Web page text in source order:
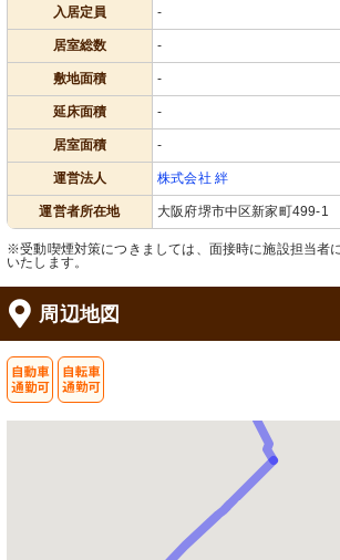
入居定員 -
居室総数 -
敷地面積 -
延床面積 -
居室面積 -
運営法人 株式会社 絆
運営者所在地 大阪府堺市中区新家町499-1
※受動喫煙対策につきましては、面接時に施設担当者
いたします。
周辺地図